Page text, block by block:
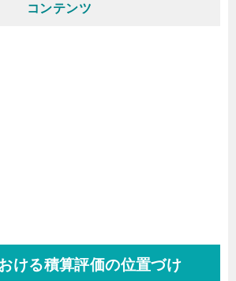
コンテンツ
ける積算評価の位置づけ